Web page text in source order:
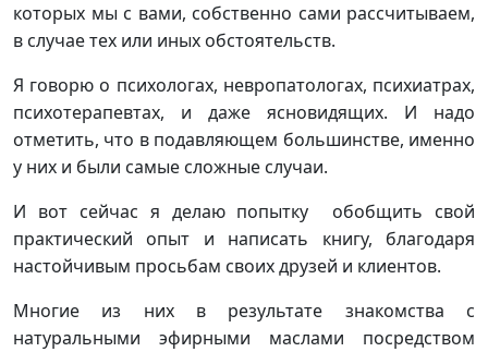
которых мы с вами, собственно сами рассчитываем,
в случае тех или иных обстоятельств.
Я говорю о психологах, невропатологах, психиатрах,
психотерапевтах, и даже ясновидящих. И надо
отметить, что в подавляющем большинстве, именно
у них и были самые сложные случаи.
И вот сейчас я делаю попытку обобщить свой
практический опыт и написать книгу, благодаря
настойчивым просьбам своих друзей и клиентов.
Многие из них в результате знакомства с
натуральными эфирными маслами посредством